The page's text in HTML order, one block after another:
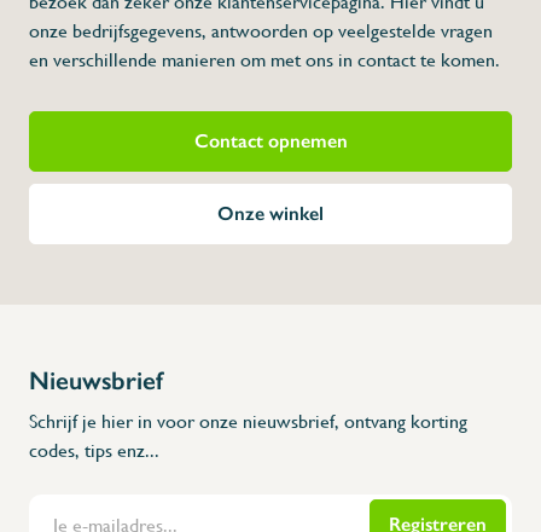
onze bedrijfsgegevens, antwoorden op veelgestelde vragen
en verschillende manieren om met ons in contact te komen.
Contact opnemen
Onze winkel
Nieuwsbrief
Schrijf je hier in voor onze nieuwsbrief, ontvang korting
codes, tips enz...
Registreren